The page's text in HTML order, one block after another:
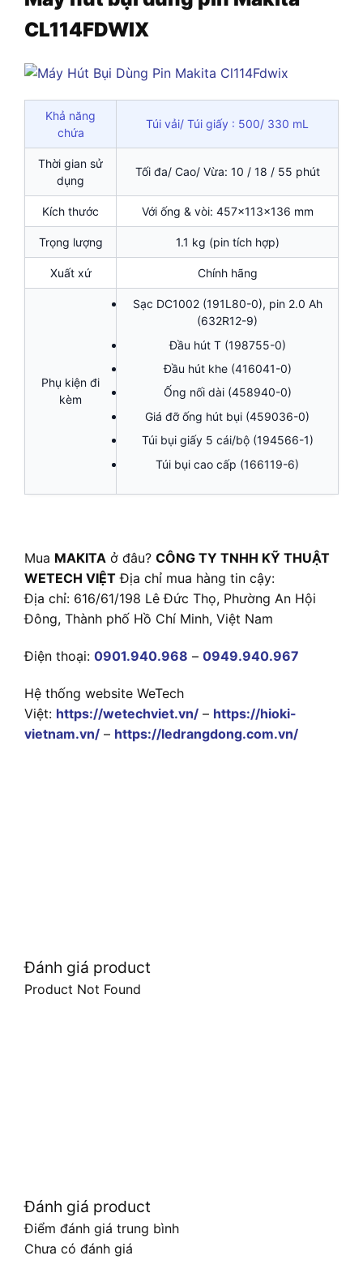
CL114FDWIX
Khả năng
chứa
Túi vải/ Túi giấy : 500/ 330 mL
Thời gian sử
dụng
Tối đa/ Cao/ Vừa: 10 / 18 / 55 phút
Kích thước Với ống & vòi: 457x113x136 mm
Trọng lượng 1.1 kg (pin tích hợp)
Xuất xứ Chính hãng
Phụ kiện đi
kèm
Sạc DC1002 (191L80-0), pin 2.0 Ah
(632R12-9)
Đầu hút T (198755-0)
Đầu hút khe (416041-0)
Ống nối dài (458940-0)
Giá đỡ ống hút bụi (459036-0)
Túi bụi giấy 5 cái/bộ (194566-1)
Túi bụi cao cấp (166119-6)
Mua MAKITA ở đâu? CÔNG TY TNHH KỸ THUẬT
WETECH VIỆT Địa chỉ mua hàng tin cậy:
Địa chỉ: 616/61/198 Lê Đức Thọ, Phường An Hội
Đông, Thành phố Hồ Chí Minh, Việt Nam
Điện thoại: 0901.940.968 – 0949.940.967
Hệ thống website WeTech
Việt: https://wetechviet.vn/ – https://hioki-
vietnam.vn/ – https://ledrangdong.com.vn/
Đánh giá product
Product Not Found
Đánh giá product
Điểm đánh giá trung bình
Chưa có đánh giá